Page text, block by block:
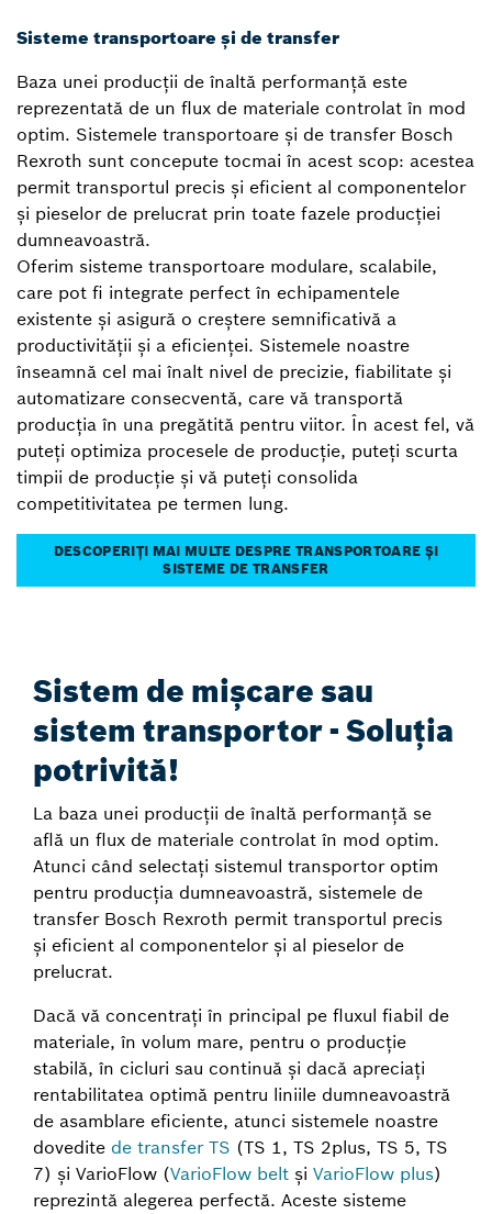
Sisteme transportoare și de transfer
Baza unei producții de înaltă performanță este
reprezentată de un flux de materiale controlat în mod
optim. Sistemele transportoare și de transfer Bosch
Rexroth sunt concepute tocmai în acest scop: acestea
permit transportul precis și eficient al componentelor
și pieselor de prelucrat prin toate fazele producției
dumneavoastră.
Oferim sisteme transportoare modulare, scalabile,
care pot fi integrate perfect în echipamentele
existente și asigură o creștere semnificativă a
productivității și a eficienței. Sistemele noastre
înseamnă cel mai înalt nivel de precizie, fiabilitate și
automatizare consecventă, care vă transportă
producția în una pregătită pentru viitor. În acest fel, vă
puteți optimiza procesele de producție, puteți scurta
timpii de producție și vă puteți consolida
competitivitatea pe termen lung.
DESCOPERIȚI MAI MULTE DESPRE TRANSPORTOARE ȘI
SISTEME DE TRANSFER
Sistem de mișcare sau
sistem transportor - Soluția
potrivită!
La baza unei producții de înaltă performanță se
află un flux de materiale controlat în mod optim.
Atunci când selectați sistemul transportor optim
pentru producția dumneavoastră, sistemele de
transfer Bosch Rexroth permit transportul precis
și eficient al componentelor și al pieselor de
prelucrat.
Dacă vă concentrați în principal pe fluxul fiabil de
materiale, în volum mare, pentru o producție
stabilă, în cicluri sau continuă și dacă apreciați
rentabilitatea optimă pentru liniile dumneavoastră
de asamblare eficiente, atunci sistemele noastre
dovedite de transfer TS (TS 1, TS 2plus, TS 5, TS
7) și VarioFlow (VarioFlow belt și VarioFlow plus)
reprezintă alegerea perfectă. Aceste sisteme